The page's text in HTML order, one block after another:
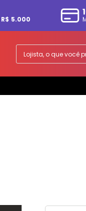
R$ 5.000
Lojista, o que você